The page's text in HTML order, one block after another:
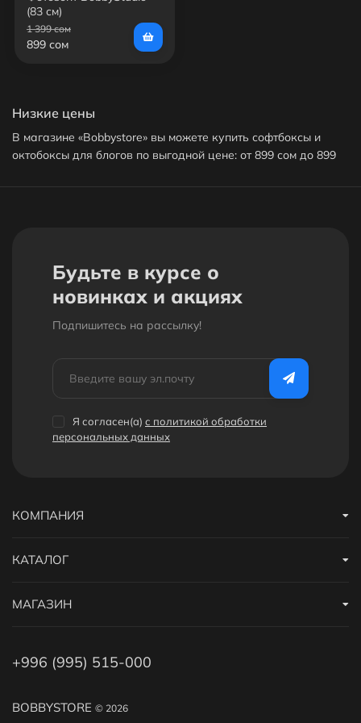
(83 см)
1 399 сом
899 сом
Низкие цены
В магазине «Bobbystore» вы можете купить софтбоксы и
октобоксы для блогов по выгодной цене: от 899 сом до 899
Кешбек с каждого заказа
За покупку софтбоксов и октобоксов для блогов вы
получите бонусы в размере от 3% до 15% от стоимости
заказа. 1 бонус = 1сом. Бонусами можно оплатить до 30%
Дополнительные скидки
октобокса для блогов за регистрацию на сайте или за
публикацию отзыва! Подробнее
Будьте в курсе о
новинках и акциях
Подпишитесь на рассылкy!
Я согласен(a) с политикой обработки
персональных данных
BOBBYSTORE © 2026
КОМПАНИЯ
КАТАЛОГ
МАГАЗИН
+996 (995) 515-000